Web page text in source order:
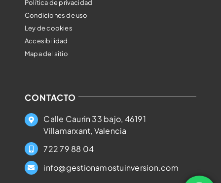
Política de privacidad
Condiciones de uso
Ley de cookies
Accesibilidad
Mapa del sitio
CONTACTO
Calle Caurin 33 bajo, 46191
Villamarxant, Valencia
722 79 88 04
info@gestionamostuinversion.com